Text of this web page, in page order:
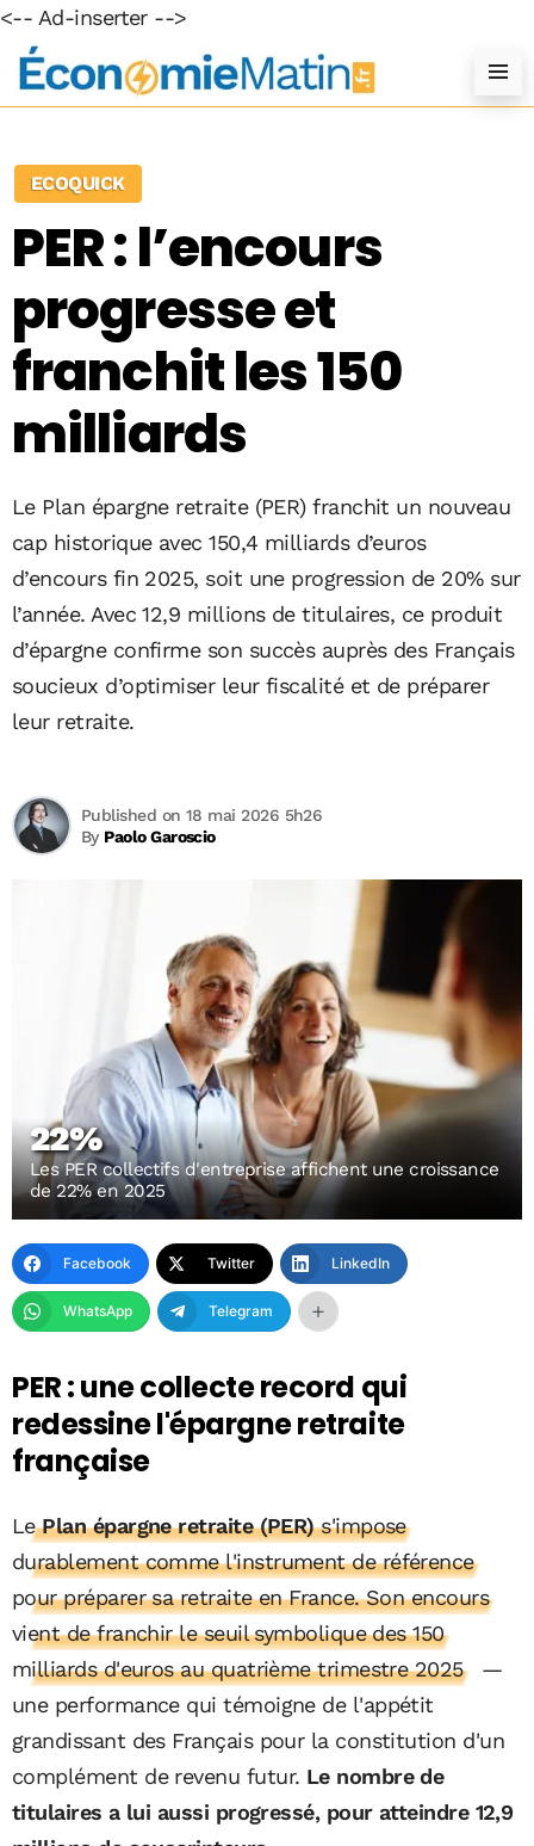
<-- Ad-inserter -->
ECOQUICK
PER : l’encours
progresse et
franchit les 150
milliards
Le Plan épargne retraite (PER) franchit un nouveau
cap historique avec 150,4 milliards d’euros
d’encours fin 2025, soit une progression de 20% sur
l’année. Avec 12,9 millions de titulaires, ce produit
d’épargne confirme son succès auprès des Français
soucieux d’optimiser leur fiscalité et de préparer
leur retraite.
By Paolo Garoscio
Published on 18 mai 2026 5h26
22%
Les PER collectifs d'entreprise affichent une croissance
de 22% en 2025
Facebook Twitter LinkedIn
WhatsApp Telegram
PER : une collecte record qui
redessine l'épargne retraite
française
LePlan épargne retraite (PER)s'impose
durablement comme l'instrument de référence
pour préparer sa retraite en France. Son encours
vient de franchir le seuil symbolique des 150
milliards d'euros au quatrième trimestre 2025
—
une performance qui témoigne de l'appétit
grandissant des Français pour la constitution d'un
complément de revenu futur. Le nombre de
titulaires a lui aussi progressé, pour atteindre 12,9